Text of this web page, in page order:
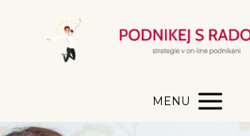
MENU